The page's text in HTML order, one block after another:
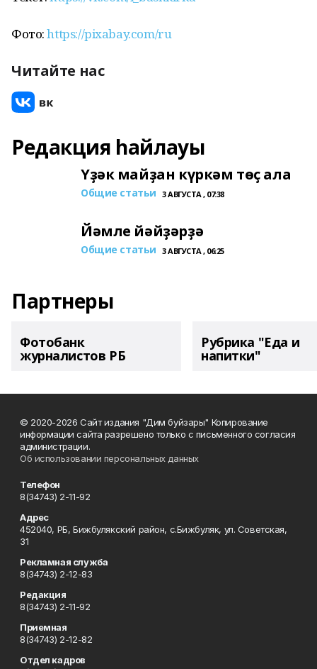
Фото:https://pixabay.com/ru
Читайте нас
Редакция һайлауы
Үҙәк майҙан күркәм төҫ ала
Общие статьи 3 АВГУСТА , 07:38
Йәмле йәйҙәрҙә
Общие статьи 3 АВГУСТА , 06:25
Партнеры
Фотобанк
журналистов РБ
Рубрика "Еда и
напитки"
© 2020-2026 Сайт издания "Дим буйзары" Копирование
информации сайта разрешено только с письменного согласия
администрации.
Об использовании персональных данных
Телефон
8(34743) 2-11-92
Адрес
452040, РБ, Бижбулякский район, с.Бижбуляк, ул. Советская,
31
Рекламная служба
8(34743) 2-12-83
Редакция
8(34743) 2-11-92
Приемная
8(34743) 2-12-82
Отдел кадров